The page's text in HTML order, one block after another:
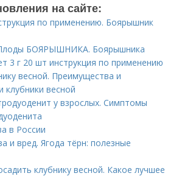
на сайте:
по применению. Боярышник
Плоды БОЯРЫШНИКА. Боярышника
3 г 20 шт инструкция по применению
весной. Преимущества и
клубники весной
у взрослых. Симптомы
в России
и вред. Ягода тёрн: полезные
клубнику весной. Какое лучшее